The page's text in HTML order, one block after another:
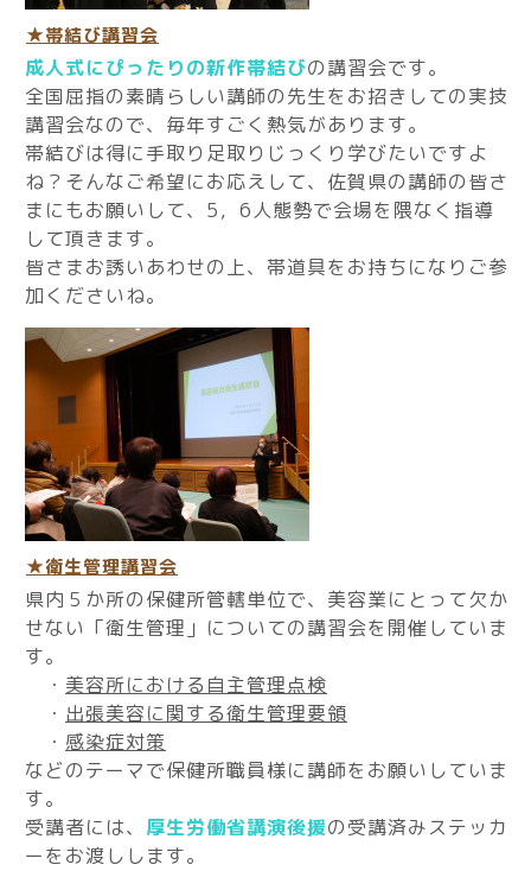
★帯結び講習会
成人式にぴったりの新作帯結びの講習会です。
全国屈指の素晴らしい講師の先生をお招きしての実技
講習会なので、毎年すごく熱気があります。
帯結びは得に手取り足取りじっくり学びたいですよ
ね？そんなご希望にお応えして、佐賀県の講師の皆さ
まにもお願いして、5，6人態勢で会場を隈なく指導
して頂きます。
皆さまお誘いあわせの上、帯道具をお持ちになりご参
加くださいね。
★衛生管理講習会
県内５か所の保健所管轄単位で、美容業にとって欠か
せない「衛生管理」についての講習会を開催していま
す。
・ 美容所における自主管理点検
・ 出張美容に関する衛生管理要領
・ 感染症対策
などのテーマで保健所職員様に講師をお願いしていま
す。
受講者には、 厚生労働省講演後援の受講済みステッカ
ーをお渡しします。